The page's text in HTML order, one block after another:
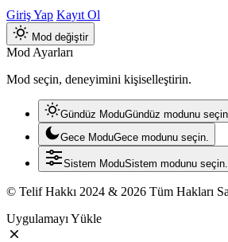
Giriş Yap Kayıt Ol
Mod değiştir
Mod Ayarları
Mod seçin, deneyimini kişiselleştirin.
Gündüz ModuGündüz modunu
Gece ModuGece modunu seçin.
Sistem ModuSistem modunu seçin.
© Telif Hakkı 2024 & 2026 Tüm Hakları
Uygulamayı Yükle